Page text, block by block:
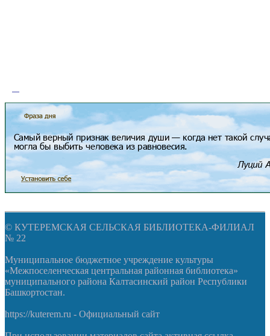
© КУТЕРЕМСКАЯ СЕЛЬСКАЯ БИБЛИОТЕКА-ФИЛИАЛ
№ 22
Муниципальное бюджетное учреждение культуры
«Межпоселенческая центральная районная библиотека»
муниципального района Калтасинский район Республики
Башкортостан.
https://kuterem.ru - Официальный сайт